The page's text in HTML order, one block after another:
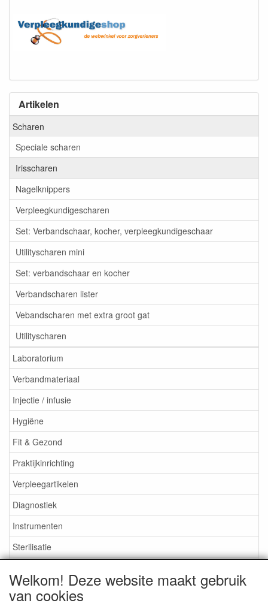
Artikelen
Scharen
Speciale scharen
Irisscharen
Nagelknippers
Verpleegkundigescharen
Set: Verbandschaar, kocher, verpleegkundigeschaar
Utilityscharen mini
Set: verbandschaar en kocher
Verbandscharen lister
Vebandscharen met extra groot gat
Utilityscharen
Laboratorium
Verbandmateriaal
Injectie / infusie
Hygiëne
Fit & Gezond
Praktijkinrichting
Verpleegartikelen
Diagnostiek
Instrumenten
Sterilisatie
Aktieartikelen
Welkom! Deze website maakt gebruik
van cookies